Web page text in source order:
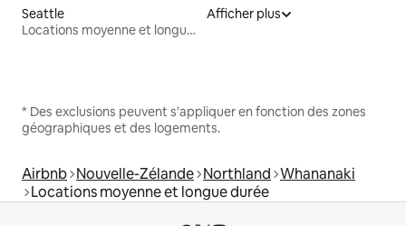
Seattle
Locations moyenne et longue durée
Afficher plus
* Des exclusions peuvent s'appliquer en fonction des zones
géographiques et des logements.
Airbnb Nouvelle-Zélande Northland Whananaki
Locations moyenne et longue durée